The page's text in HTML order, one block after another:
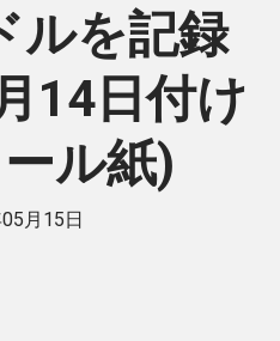
ルを記録
14日付け
ル紙)
月15日